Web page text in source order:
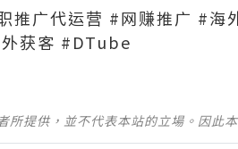
推广代运营 #网赚推广 #
获客 #DTube
所提供，並不代表本站的立場。因此